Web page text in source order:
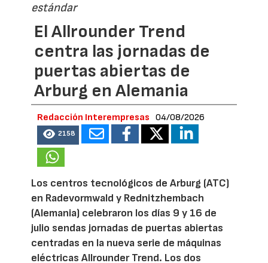
estándar
El Allrounder Trend
centra las jornadas de
puertas abiertas de
Arburg en Alemania
Redacción Interempresas 04/08/2026
2158
Los centros tecnológicos de Arburg (ATC)
en Radevormwald y Rednitzhembach
(Alemania) celebraron los días 9 y 16 de
julio sendas jornadas de puertas abiertas
centradas en la nueva serie de máquinas
eléctricas Allrounder Trend. Los dos